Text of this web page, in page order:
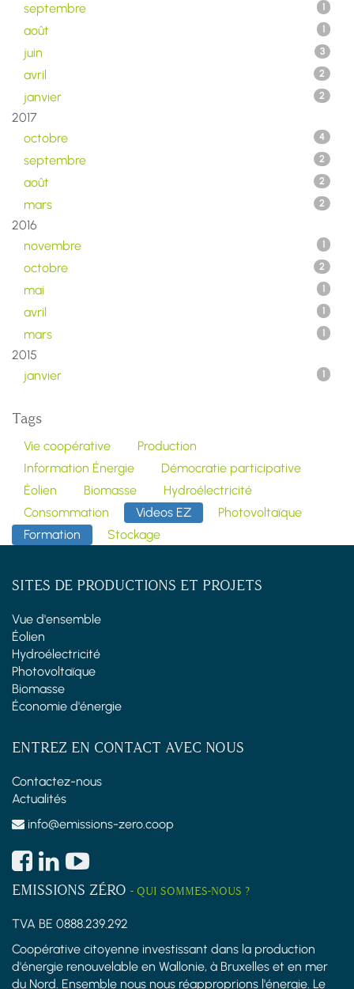
septembre 1
août 1
juin 3
avril 2
janvier 2
2017
octobre
4
septembre 2
août 2
mars 2
2016
novembre
1
octobre 2
mai 1
avril 1
mars 1
2015
janvier
1
Tags
Vie coopérative
Production
Information Énergie
Démocratie participative
Éolien
Biomasse
Hydroélectricité
Consommation
Videos EZ
Photovoltaïque
Formation
Stockage
SITES DE PRODUCTIONS ET PROJETS
Vue d'ensemble
Éolien
Hydroélectricité
Photovoltaïque
Biomasse
Économie d'énergie
ENTREZ EN CONTACT AVEC NOUS
Contactez-nous
Actualités
info@emissions-zero.coop
EMISSIONS ZÉRO - QUI SOMMES-NOUS ?
TVA BE 0888.239.292
Coopérative citoyenne investissant dans la production
d'énergie renouvelable en Wallonie, à Bruxelles et en mer
du Nord. Ensemble nous nous réapproprions l'énergie. Le